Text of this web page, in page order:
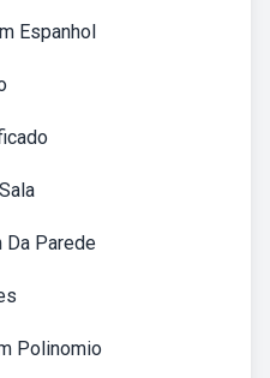
Espanhol
Da Parede
Polinomio